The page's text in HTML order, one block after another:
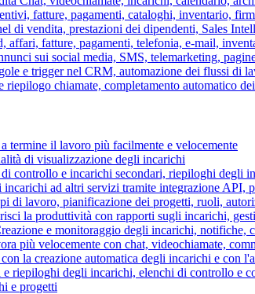
fatture, pagamenti, cataloghi, inventario,
di vendita, prestazioni dei dipendenti, Sales
affari, fatture, pagamenti, telefonia, e-mail,
sui social media, SMS, telemarketing,
e trigger nel CRM, automazione dei flussi di
riepilogo chiamate, completamento automatico
termine il lavoro più facilmente e velocemente
di visualizzazione degli incarichi
controllo e incarichi secondari, riepiloghi degli
incarichi ad altri servizi tramite integrazione API,
di lavoro, pianificazione dei progetti, ruoli,
la produttività con rapporti sugli incarichi,
e monitoraggio degli incarichi, notifiche,
più velocemente con chat, videochiamate,
la creazione automatica degli incarichi e con
riepiloghi degli incarichi, elenchi di controllo e
e progetti